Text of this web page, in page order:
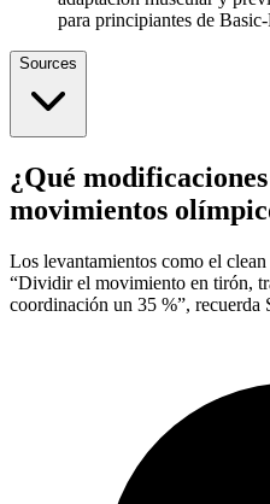
para principiantes de
Sources
¿Qué
movimientos
Los levantamientos como el
“Dividir el movimiento en tirón,
coordinación un 35 %”,